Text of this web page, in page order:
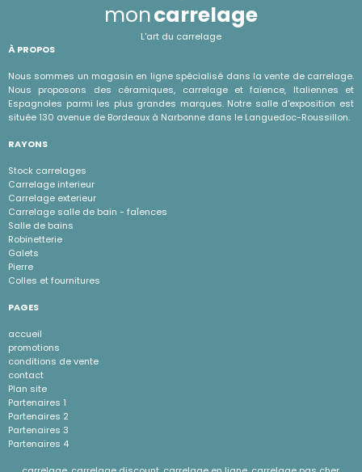
moncarrelage
L'art du carrelage
À PROPOS
Nous sommes un magasin en ligne spécialisé dans la vente de carrelage.
Nous proposons des céramiques, carrelage et faïence, Italiennes et
Espagnoles parmi les plus grandes marques. Notre salle d'exposition est
située 130 avenue de Bordeaux à Narbonne dans le Languedoc-Roussillon.
RAYONS
Stock carrelages
Carrelage interieur
Carrelage exterieur
Carrelage salle de bain - faÏences
Salle de bains
Robinetterie
Galets
Pierre
Colles et fournitures
PAGES
accueil
promotions
conditions de vente
contact
Plan site
Partenaires 1
Partenaires 2
Partenaires 3
Partenaires 4